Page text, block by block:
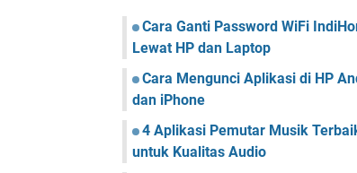
Cara Ganti Password WiFi
Lewat HP dan Laptop
Cara Mengunci Aplikasi di HP
dan iPhone
4 Aplikasi Pemutar Musik
untuk Kualitas Audio